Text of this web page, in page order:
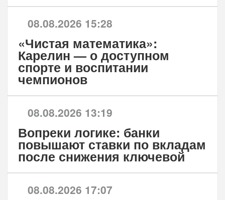
08.08.2026 15:28
«Чистая математика»:
Карелин — о доступном
спорте и воспитании
чемпионов
08.08.2026 13:19
Вопреки логике: банки
повышают ставки по вкладам
после снижения ключевой
08.08.2026 17:07